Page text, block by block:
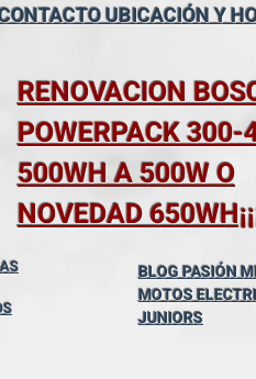
UBICACIÓN Y
RENOVACION
POWERPACK
500WH A 500W O
NOVEDAD
BLOG PASIÓN
MOTOS
JUNIORS